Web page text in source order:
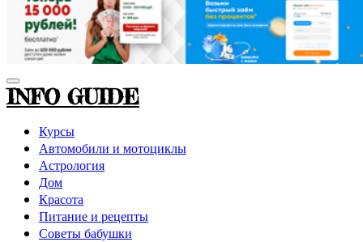
INFO GUIDE
Курсы
Автомобили и мотоциклы
Астрология
Дом
Красота
Питание и рецепты
Советы бабушки